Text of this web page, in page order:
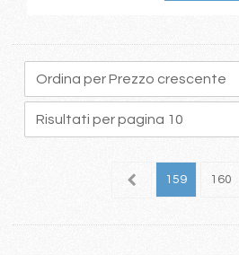
158 159 160